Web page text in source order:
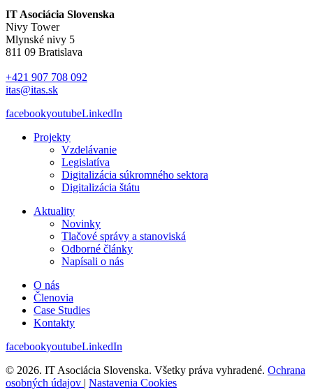
IT Asociácia Slovenska
Nivy Tower
Mlynské nivy 5
811 09 Bratislava
+421 907 708 092
itas@itas.sk
facebookyoutubeLinkedIn
Projekty
Vzdelávanie
Legislatíva
Digitalizácia súkromného sektora
Digitalizácia štátu
Aktuality
Novinky
Tlačové správy a stanoviská
Odborné články
Napísali o nás
O nás
Členovia
Case Studies
Kontakty
facebookyoutubeLinkedIn
© 2026. IT Asociácia Slovenska. Všetky práva vyhradené. Ochrana
osobných údajov | Nastavenia Cookies